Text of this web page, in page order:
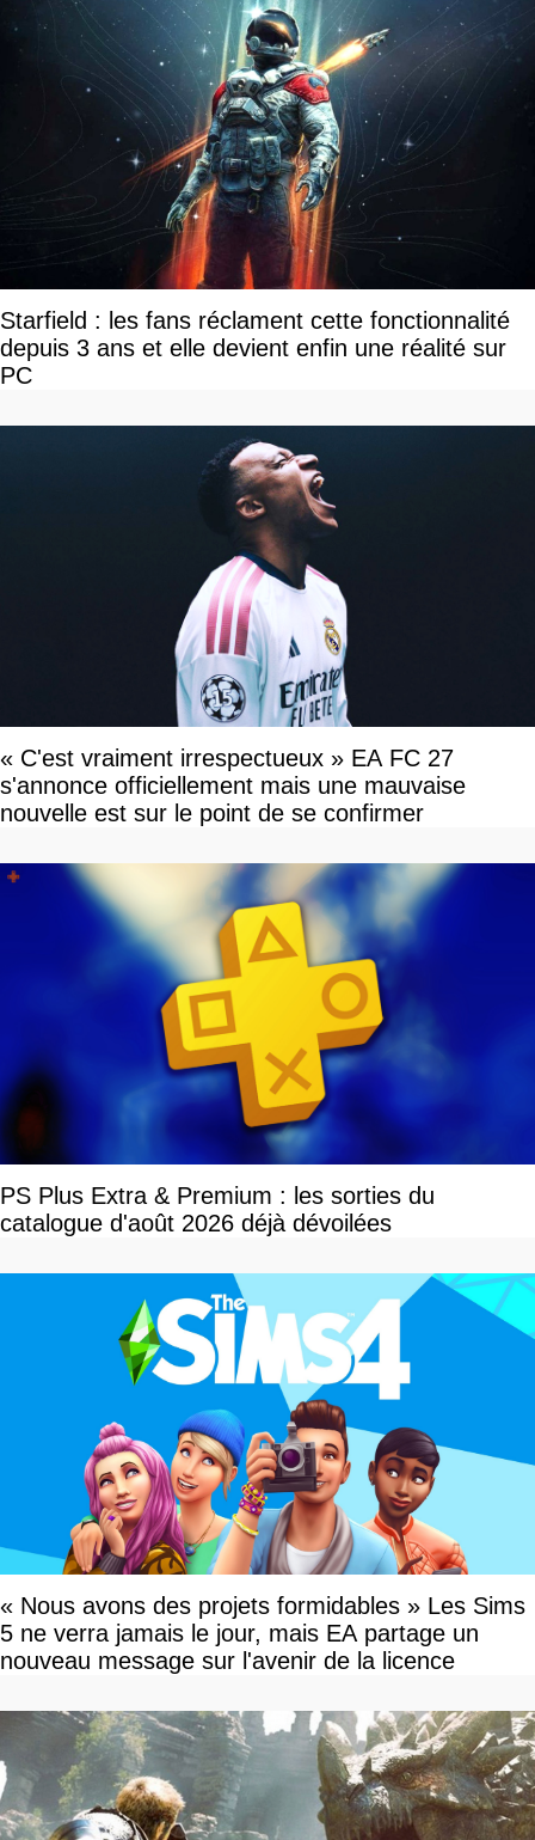
Starfield : les fans réclament cette fonctionnalité
depuis 3 ans et elle devient enfin une réalité sur
PC
« C'est vraiment irrespectueux » EA FC 27
s'annonce officiellement mais une mauvaise
nouvelle est sur le point de se confirmer
PS Plus Extra & Premium : les sorties du
catalogue d'août 2026 déjà dévoilées
« Nous avons des projets formidables » Les Sims
5 ne verra jamais le jour, mais EA partage un
nouveau message sur l'avenir de la licence